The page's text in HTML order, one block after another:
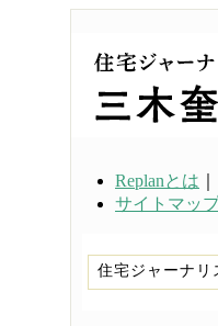
Replanとは
サイトマッ
住宅ジャーナリ